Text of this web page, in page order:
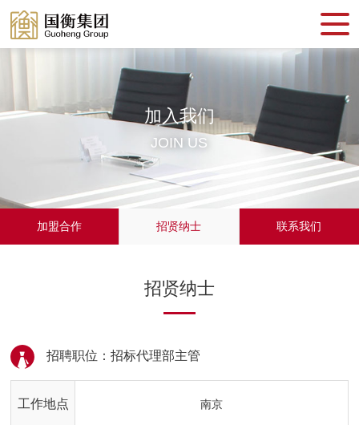
加入我们
JOIN US
加盟合作 招贤纳士 联系我们
招贤纳士
招聘职位：招标代理部主管
工作地点 南京